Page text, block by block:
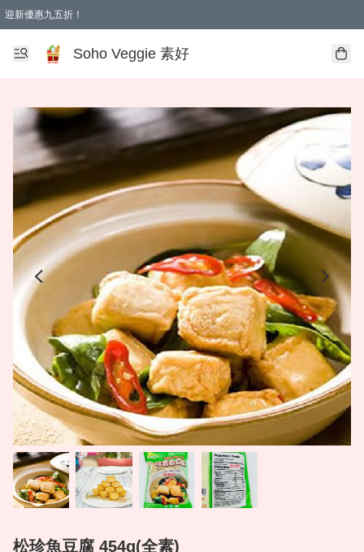
迎新優惠九五折！
Soho Veggie 素好
松珍魚豆腐 454g(全素)